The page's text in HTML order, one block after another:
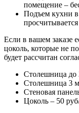
помещение –
Подъем кухни
Если в вашем заказе
цоколь, которые не
будет рассчитан
Столешница до
Столешница 3
Стеновая
Цоколь – 50